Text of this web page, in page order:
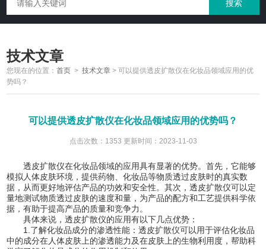
技术文章
您现在的位置：首页 >技术文章 >可以提供透皮扩散仪在化妆品领域应用的优
势吗？
可以提供透皮扩散仪在化妆品领域应用的优势吗？
点击次数：1353 更新时间：2023-11-03
透皮扩散仪在化妆品领域的应用具有显著的优势。首先，它能够
模拟人体皮肤环境，提供药物、化妆品等物质透过皮肤时的真实数
据，从而更好地评估产品的功效和安全性。其次，透皮扩散仪可以定
量地测试物质透过皮肤的速度和量，为产品的配方和工艺提供科学依
据，有助于提高产品的质量和竞争力。
具体来说，透皮扩散仪的应用有以下几点优势：
1.了解化妆品成分的渗透性能：透皮扩散仪可以用于评估化妆品
中的成分在人体皮肤上的渗透能力及在皮肤上的生物利用度，帮助科